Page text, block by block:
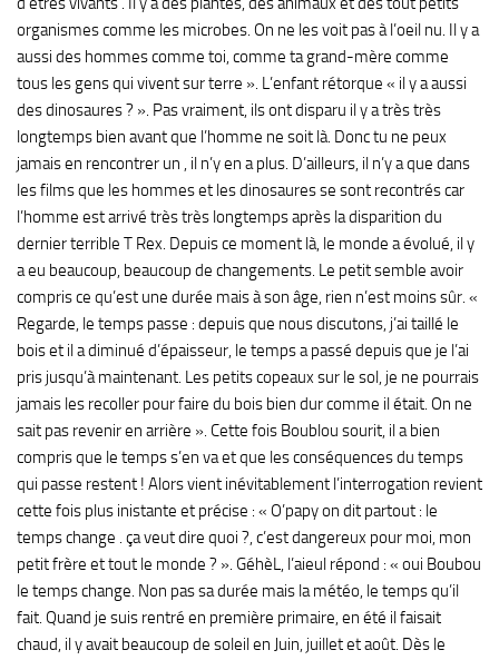
organismes comme les microbes. On ne les voit pas à l’oeil nu. Il y a
aussi des hommes comme toi, comme ta grand-mère comme
tous les gens qui vivent sur terre ». L’enfant rétorque « il y a aussi
des dinosaures ? ». Pas vraiment, ils ont disparu il y a très très
longtemps bien avant que l’homme ne soit là. Donc tu ne peux
jamais en rencontrer un , il n’y en a plus. D’ailleurs, il n’y a que dans
les films que les hommes et les dinosaures se sont recontrés car
l’homme est arrivé très très longtemps après la disparition du
dernier terrible T Rex. Depuis ce moment là, le monde a évolué, il y
a eu beaucoup, beaucoup de changements. Le petit semble avoir
compris ce qu’est une durée mais à son âge, rien n’est moins sûr. «
Regarde, le temps passe : depuis que nous discutons, j’ai taillé le
bois et il a diminué d’épaisseur, le temps a passé depuis que je l’ai
pris jusqu’à maintenant. Les petits copeaux sur le sol, je ne pourrais
jamais les recoller pour faire du bois bien dur comme il était. On ne
sait pas revenir en arrière ». Cette fois Boublou sourit, il a bien
compris que le temps s’en va et que les conséquences du temps
qui passe restent ! Alors vient inévitablement l’interrogation revient
cette fois plus inistante et précise : « O’papy on dit partout : le
temps change . ça veut dire quoi ?, c’est dangereux pour moi, mon
petit frère et tout le monde ? ». GéhèL, l’aieul répond : « oui Boubou
le temps change. Non pas sa durée mais la météo, le temps qu’il
fait. Quand je suis rentré en première primaire, en été il faisait
chaud, il y avait beaucoup de soleil en Juin, juillet et août. Dès le